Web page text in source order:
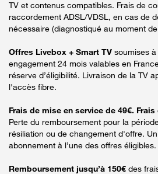
TV et contenus compatibles. Frais de
raccordement ADSL/VDSL, en cas de
nécessaire (diagnostiqué au moment
Offres Livebox + Smart TV soumises
engagement 24 mois valables en
réserve d’éligibilité. Livraison de la TV
l'accès fibre.
Frais de mise en service de 49€.
Perte du remboursement pour la
résiliation ou de changement d'offre.
abonnement à l’une des offres éligibles.
Remboursement jusqu’à 150€ des